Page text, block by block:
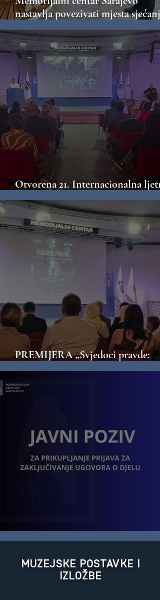
nastavlja povezivati mjesta sjećanja
širom Bosne i Hercegovine
Otvorena 21. Internacionalna
škola „Mladi i naslijeđe“
PREMIJERA „Svjedoci pravde:
Zločini u Bosanskom Novom“
Javni poziv
MUZEJSKE POSTAVKE I
IZLOŽBE